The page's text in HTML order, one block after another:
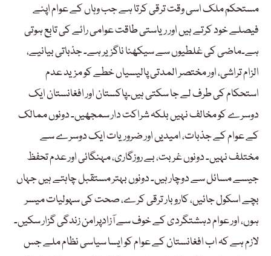
مستحکم ملک اسی وقت ترقی کرتا ہے جب وہاں کے عوام اپنے
فیصلے خود کرتے ہیں اور ریاستی طاقت عوامی رائے کی تابع ہوتی
ہے۔ماضی کی غلطیوں سے سیکھنا ناگزیر ہے۔ جذباتی بیانیے،
الزام تراشی، اور مختصر المدتی پالیسیاں خطے کو مزید عدم
استحکام کی طرف لے جا سکتی ہیں۔پاکستان اور افغانستان ایک
دوسرے کو مخالف نہیں بلکہ شراکت دار سمجھیں۔ دونوں ممالک
کے عوام کے جذبات، امیدیں اور ضروریات ایک دوسرے سے
مختلف نہیں۔ دونوں غربت، بے روزگاری، مہنگائی اور عدم تحفظ
جیسے مسائل سے دوچار ہیں۔ دونوں بہتر مستقبل چاہتے ہیں جہاں
بچے اسکول جائیں، کاروبار ترقی کرے، صحت کی سہولیات میسر
ہوں، اور عوام دہشتگردی کے خوف سے آزادپرامن زندگی گزار سکیں۔
لازم ہے کہ اب افغانستان کے عوام کو ایسا سیاسی نظام ملے جس